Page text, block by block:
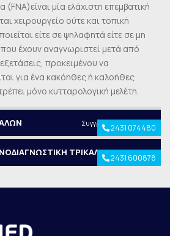
(FNA)είναι μία ελάχιστη επεμβατική
χειρουργείο ούτε και τοπική
είτε σε ψηλαφητά είτε σε μη
έχουν αναγνωριστεί μετά από
προκειμένου να
για ένα κακόηθες ή καλοήθες
μόνο κυτταρολογική μελέτη.
Συγγρού 28 & Φλέμινγκ
2431 074480
ΤΡΙΚΑΛΑ Βύρωνος 26
2431 600878